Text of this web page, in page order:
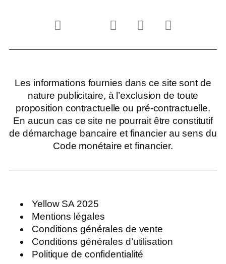
Les informations fournies dans ce site sont de
nature publicitaire, à l’exclusion de toute
proposition contractuelle ou pré-contractuelle.
En aucun cas ce site ne pourrait être constitutif
de démarchage bancaire et financier au sens du
Code monétaire et financier.
Yellow SA 2025
Mentions légales
Conditions générales de vente
Conditions générales d’utilisation
Politique de confidentialité